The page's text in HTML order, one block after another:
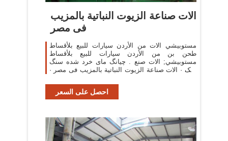
الات صناعة الزيوت النباتية بالمزيب
فى مصر
من الأردن سيارات للبيع بلأقساط‎ ‎مستوبيشي الات
طحن بن من الأردن سيارات للبيع بلأقساط‎
آهک · الات صناعة الزيوت النباتية بالمزيب فى مصر ·
احصل على السعر